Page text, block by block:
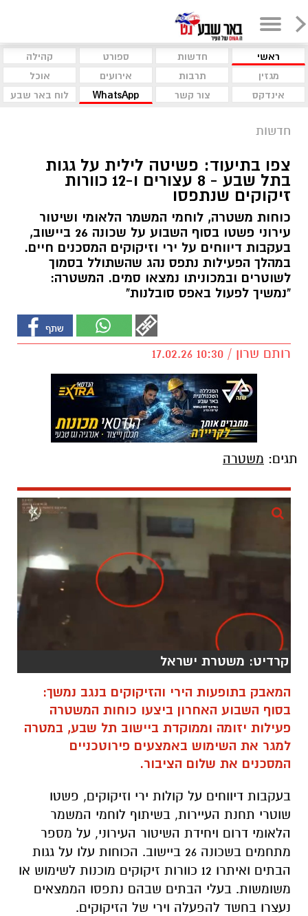
ראשי חדשות ספורט
קהילה
מגזין
תרבות אירועים
אוכל
אינדקס
צור קשר WhatsApp לוח באר שבע
חדשות
צפו בתיעוד: פשיטה לילית על גגות
בתל שבע - 8 עצורים ו-12 כוורות
זיקוקים שנתפסו
כוחות משטרה, לוחמי המשמר הלאומי ושיטור
עירוני פשטו בסוף השבוע על שכונה 26 ביישוב,
בעקבות דיווחים על ירי וזיקוקים המסכנים חיים.
במהלך הפעילות נתפס נהג שהשתולל בסמוך
לשוטרים ובמכוניתו נמצאו סמים. המשטרה:
"נמשיך לפעול באפס סובלנות"
רותם שרון / 10:30 17.02.26
תגים: משטרה
קרדיט: משטרת ישראל
המאבק בתופעות הירי והזיקוקים בנגב נמשך:
בסוף השבוע האחרון ביצעו כוחות המשטרה
פעילות יזומה וממוקדת ביישוב תל שבע, במטרה
למגר את השימוש באמצעים פירוטכניים
המסכנים את שלום הציבור.
בעקבות דיווחים על קולות ירי וזיקוקים, פשטו
שוטרי תחנת העיירות, בשיתוף לוחמי המשמר
הלאומי דרום ויחידת השיטור העירוני, על מספר
מתחמים בשכונה 26 ביישוב. הכוחות עלו על גגות
הבתים ואיתרו 12 כוורות זיקוקים מוכנות לשימוש או
משומשות. בעלי הבתים שבהם נתפסו הממצאים
נעצרו בחשד להפעלה וירי של הזיקוקים.